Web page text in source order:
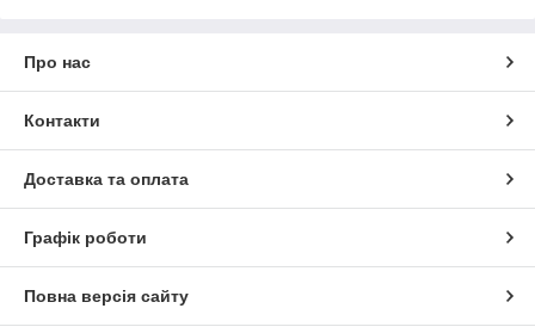
Про нас
Контакти
Доставка та оплата
Графік роботи
Повна версія сайту